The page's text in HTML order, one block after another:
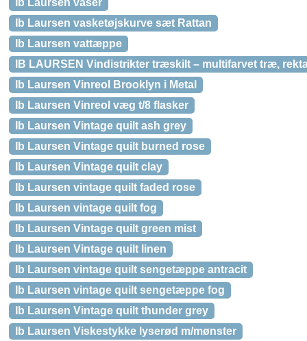
Ib Laursen vaser
Ib Laursen vasketøjskurve sæt Rattan
Ib Laursen vattæppe
IB LAURSEN Vindistrikter træskilt – multifarvet træ,
Ib Laursen Vinreol Brooklyn i Metal
Ib Laursen Vinreol væg t/8 flasker
Ib Laursen Vintage quilt ash grey
Ib Laursen Vintage quilt burned rose
Ib Laursen Vintage quilt clay
Ib Laursen vintage quilt faded rose
Ib Laursen vintage quilt fog
Ib Laursen Vintage quilt green mist
Ib Laursen Vintage quilt linen
Ib Laursen vintage quilt sengetæppe antracit
Ib Laursen vintage quilt sengetæppe fog
Ib Laursen Vintage quilt thunder grey
Ib Laursen Viskestykke lyserød m/mønster